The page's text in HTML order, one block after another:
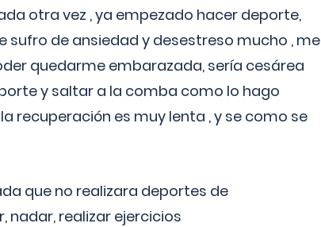
otra vez , ya empezado hacer deporte,
de ansiedad y desestreso mucho , me
quedarme embarazada, sería cesárea
y saltar a la comba como lo hago
recuperación es muy lenta , y se como se
que no realizara deportes de
nadar, realizar ejercicios